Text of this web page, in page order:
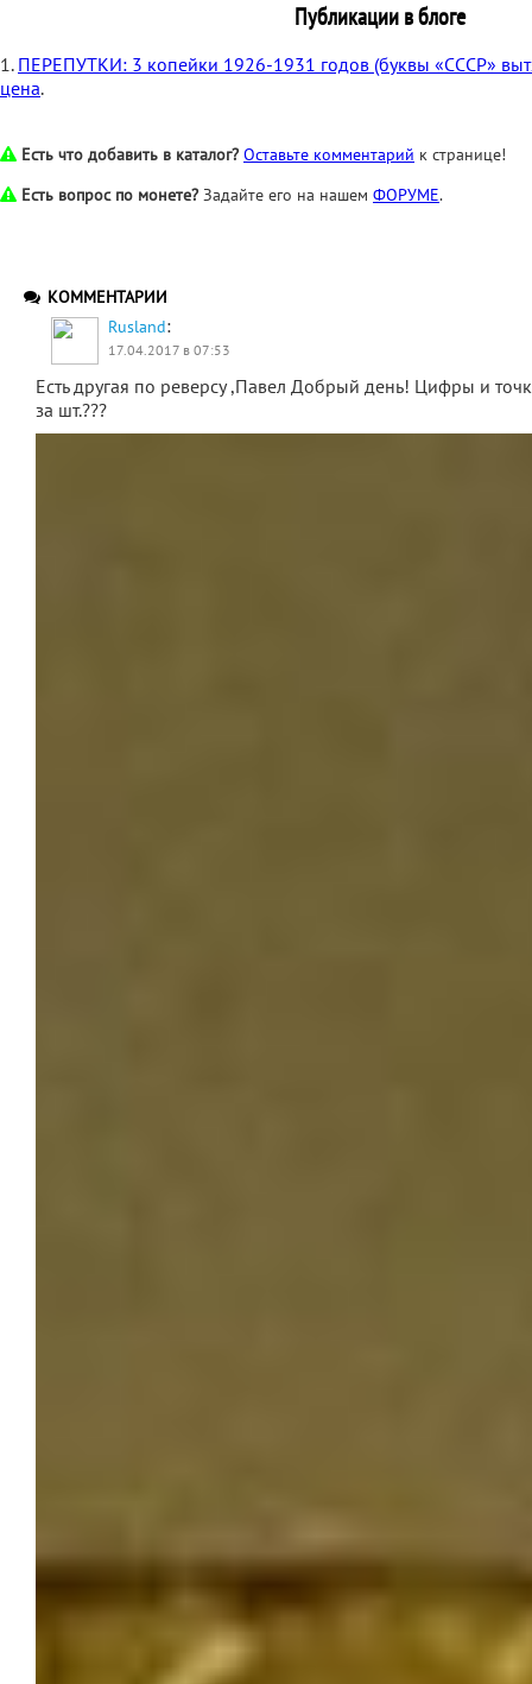
Публикации в блоге
1. ПЕРЕПУТКИ: 3 копейки 1926-1931 годов (буквы «СССР»
цена.
Есть что добавить в каталог? Оставьте комментарий к странице!
Есть вопрос по монете? Задайте его на нашем ФОРУМЕ.
КОММЕНТАРИИ
Rusland:
17.04.2017 в 07:53
Есть другая по реверсу ,Павел Добрый день! Цифры и
за шт.???